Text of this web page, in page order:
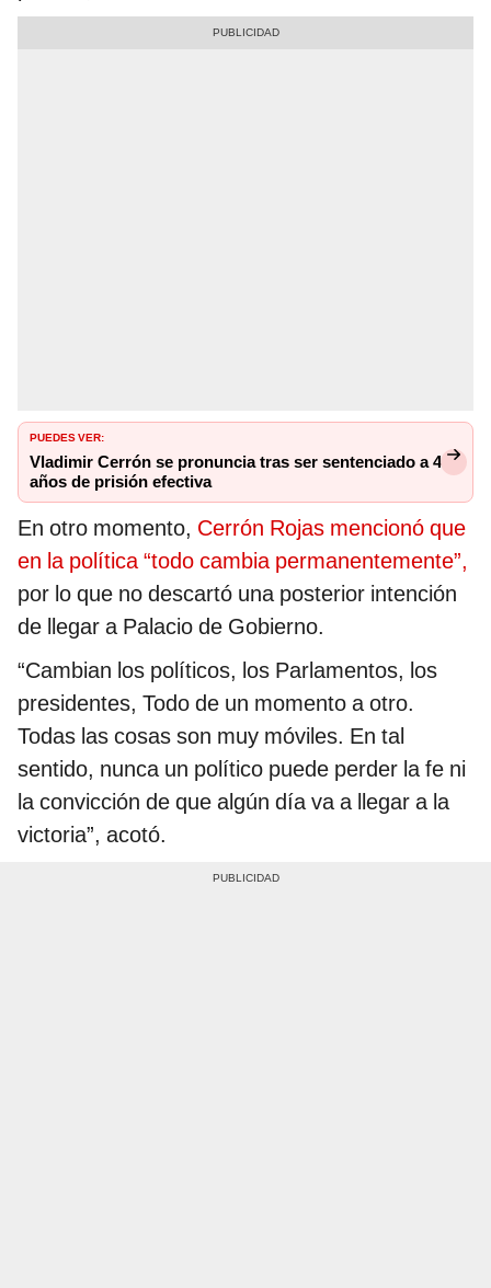
PUEDES VER:
Vladimir Cerrón se pronuncia tras ser sentenciado a 4
años de prisión efectiva
En otro momento, Cerrón Rojas mencionó que
en la política “todo cambia permanentemente”,
por lo que no descartó una posterior intención
de llegar a Palacio de Gobierno.
“Cambian los políticos, los Parlamentos, los
presidentes, Todo de un momento a otro.
Todas las cosas son muy móviles. En tal
sentido, nunca un político puede perder la fe ni
la convicción de que algún día va a llegar a la
victoria”, acotó.